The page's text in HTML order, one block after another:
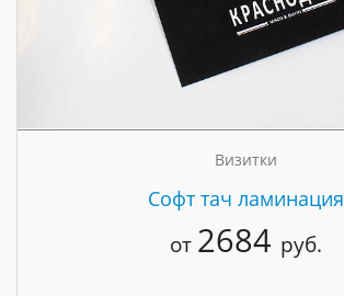
Визитки
Cофт тач ламинация
от 2684 руб.